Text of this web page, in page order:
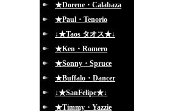
★Dorene・Calabaza
★Paul・Tenorio
↓★Taos タオス★↓
★Ken・Romero
★Sonny・Spruce
★Buffalo・Dancer
↓★SanFelipe★↓
★Timmy・Yazzie